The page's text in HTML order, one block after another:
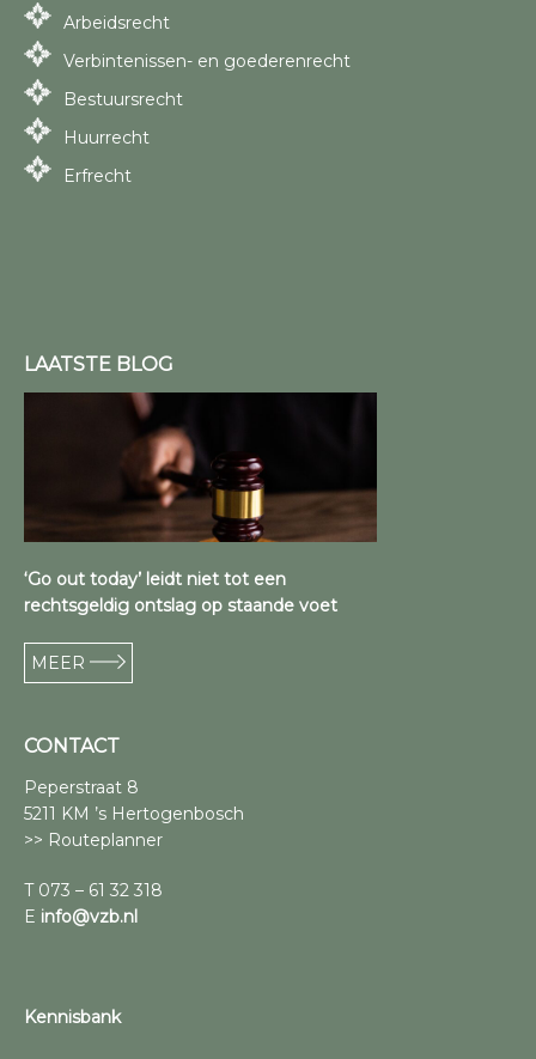
Arbeidsrecht
Verbintenissen- en goederenrecht
Bestuursrecht
Huurrecht
Erfrecht
LAATSTE BLOG
‘Go out today’ leidt niet tot een
rechtsgeldig ontslag op staande voet
MEER
CONTACT
Peperstraat 8
5211 KM ’s Hertogenbosch
>> Routeplanner
T 073 – 61 32 318
E info@vzb.nl
Kennisbank